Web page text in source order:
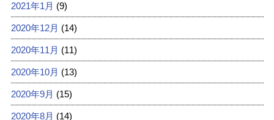
2021年1月 (9)
2020年12月 (14)
2020年11月 (11)
2020年10月 (13)
2020年9月 (15)
2020年8月 (14)